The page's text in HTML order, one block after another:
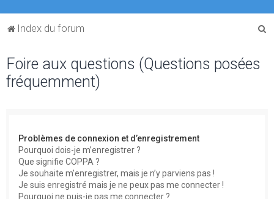
Index du forum
Foire aux questions (Questions posées
fréquemment)
Problèmes de connexion et d’enregistrement
Pourquoi dois-je m’enregistrer ?
Que signifie COPPA ?
Je souhaite m’enregistrer, mais je n’y parviens pas !
Je suis enregistré mais je ne peux pas me connecter !
Pourquoi ne puis-je pas me connecter ?